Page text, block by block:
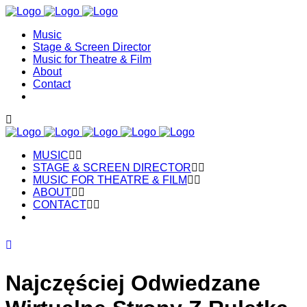
Music
Stage & Screen Director
Music for Theatre & Film
About
Contact
MUSIC
STAGE & SCREEN DIRECTOR
MUSIC FOR THEATRE & FILM
ABOUT
CONTACT
Najczęściej Odwiedzane